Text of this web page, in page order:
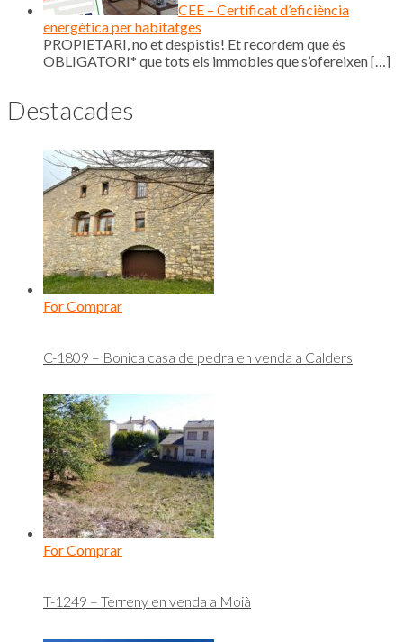
CEE – Certificat d’eficiència
energètica per habitatges
PROPIETARI, no et despistis! Et recordem que és
OBLIGATORI* que tots els immobles que s’ofereixen[…]
Destacades
For Comprar
C-1809 – Bonica casa de pedra en venda a Calders
For Comprar
T-1249 – Terreny en venda a Moià